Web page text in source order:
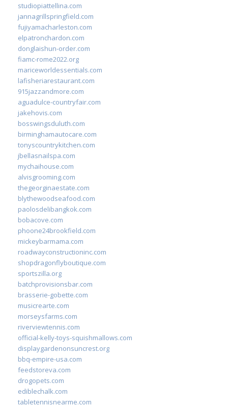
studiopiattellina.com
jannagrillspringfield.com
fujiyamacharleston.com
elpatronchardon.com
donglaishun-order.com
fiamc-rome2022.org
mariceworldessentials.com
lafisheriarestaurant.com
915jazzandmore.com
aguadulce-countryfair.com
jakehovis.com
bosswingsduluth.com
birminghamautocare.com
tonyscountrykitchen.com
jbellasnailspa.com
mychaihouse.com
alvisgrooming.com
thegeorginaestate.com
blythewoodseafood.com
paolosdelibangkok.com
bobacove.com
phoone24brookfield.com
mickeybarmama.com
roadwayconstructioninc.com
shopdragonflyboutique.com
sportszilla.org
batchprovisionsbar.com
brasserie-gobette.com
musicrearte.com
morseysfarms.com
riverviewtennis.com
official-kelly-toys-squishmallows.com
displaygardenonsuncrest.org
bbq-empire-usa.com
feedstoreva.com
drogopets.com
ediblechalk.com
tabletennisnearme.com